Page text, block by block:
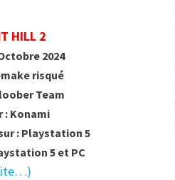
HILL 2
2024
risqué
Team
: Konami
: Playstation 5
5 et PC